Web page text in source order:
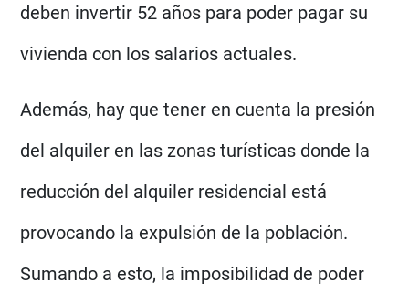
deben invertir 52 años para poder pagar su
vivienda con los salarios actuales.
Además, hay que tener en cuenta la presión
del alquiler en las zonas turísticas donde la
reducción del alquiler residencial está
provocando la expulsión de la población.
Sumando a esto, la imposibilidad de poder